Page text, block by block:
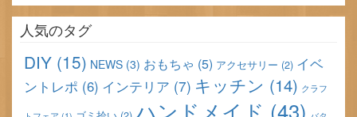
人気のタグ
DIY (15) NEWS (3) おもちゃ (5) アクセサリー (2) イベ
ントレポ (6) インテリア (7) キッチン (14) クラフ
ハンドメイド (43)